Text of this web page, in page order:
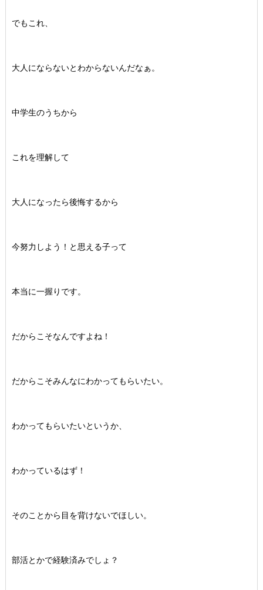
でもこれ、
大人にならないとわからないんだなぁ。
中学生のうちから
これを理解して
大人になったら後悔するから
今努力しよう！と思える子って
本当に一握りです。
だからこそなんですよね！
だからこそみんなにわかってもらいたい。
わかってもらいたいというか、
わかっているはず！
そのことから目を背けないでほしい。
部活とかで経験済みでしょ？